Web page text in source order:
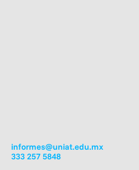
informes@uniat.edu.mx
333 257 5848